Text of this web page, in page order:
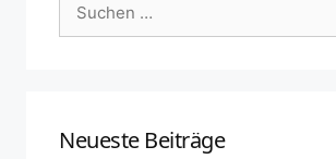
nach:
Neueste Beiträge